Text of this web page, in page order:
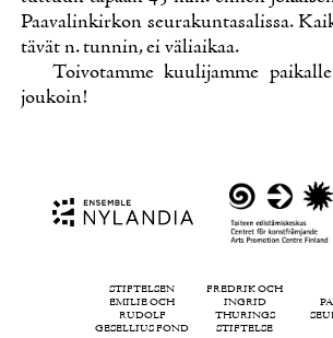
Paa­va­lin­kir­kon seu­ra­kun­ta­sa­lis­sa.
tä­vät n. tun­nin, ei vä­liai­kaa.
Toi­vo­tam­me kuu­li­jam­me
jou­koin!
STIFTELSEN
EMILIE OCH
RUDOLF
GESELLIUS FOND
FREDRIK OCH
INGRID
THURINGS
STIFTELSE